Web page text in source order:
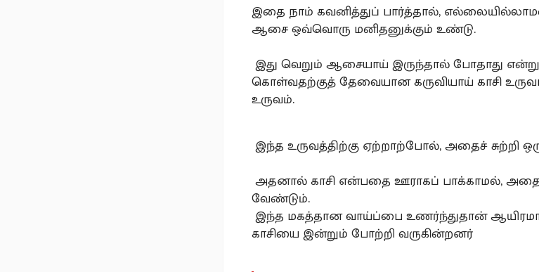
இதை நாம் கவனித்துப் பார்த்தால்,
ஆசை ஒவ்வொரு மனிதனுக்கும் உண்டு.
இது வெறும் ஆசையாய் இருந்தால் போதாது
கொள்வதற்குத் தேவையான கருவியாய் காசி
உருவம்.
இந்த உருவத்திற்கு ஏற்றாற்போல், அதைச் சுற்றி
அதனால் காசி என்பதை ஊராகப் பாக்காமல், அதை
வேண்டும்.
இந்த மகத்தான வாய்ப்பை உணர்ந்துதான்
காசியை இன்றும் போற்றி வருகின்றனர்